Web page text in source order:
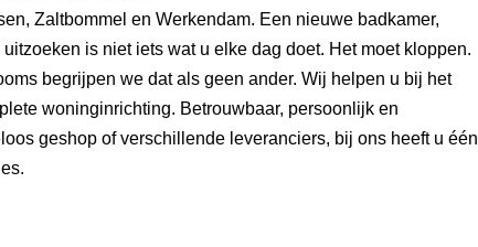
Zaltbommel en Werkendam. Een nieuwe badkamer,
is niet iets wat u elke dag doet. Het moet kloppen.
begrijpen we dat als geen ander. Wij helpen u bij het
woninginrichting. Betrouwbaar, persoonlijk en
geshop of verschillende leveranciers, bij ons heeft u één